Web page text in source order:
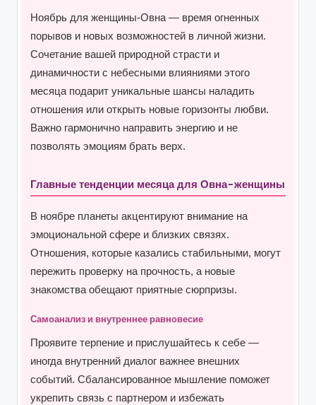
Ноябрь для женщины-Овна — время огненных
порывов и новых возможностей в личной жизни.
Сочетание вашей природной страсти и
динамичности с небесными влияниями этого
месяца подарит уникальные шансы наладить
отношения или открыть новые горизонты любви.
Важно гармонично направить энергию и не
позволять эмоциям брать верх.
Главные тенденции месяца для Овна-женщины
В ноябре планеты акцентируют внимание на
эмоциональной сфере и близких связях.
Отношения, которые казались стабильными, могут
пережить проверку на прочность, а новые
знакомства обещают приятные сюрпризы.
Самоанализ и внутреннее равновесие
Проявите терпение и прислушайтесь к себе —
иногда внутренний диалог важнее внешних
событий. Сбалансированное мышление поможет
укрепить связь с партнером и избежать